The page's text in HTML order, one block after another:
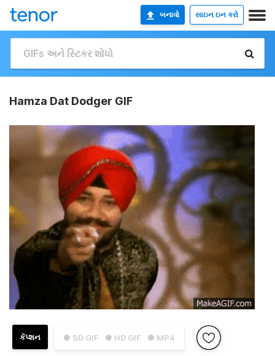
બનાવો સાઇન ઇન કરો
Hamza Dat Dodger GIF
● SD GIF ● HD GIF ● MP4
કૅપ્શન